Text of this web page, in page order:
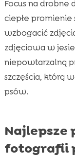
Focus na drobne
ciepłe promienie
wzbogacić
zdjęciowa w
niepowtarzalną
szczęścia, którą
psów.
Najlepsze
fotografii